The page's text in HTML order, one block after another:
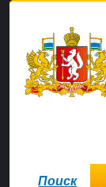
Поиск